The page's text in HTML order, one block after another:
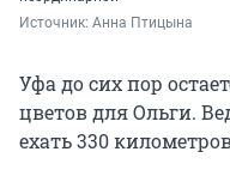
Источник: Анна Птицына
Уфа до сих пор
цветов для Ольги.
ехать 330